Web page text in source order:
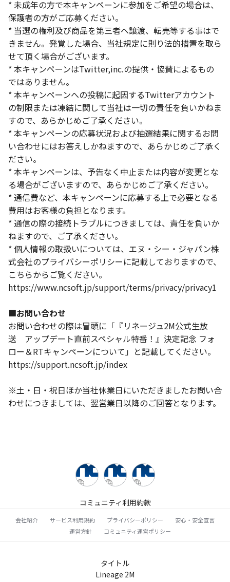
* 未成年の方で本キャンペーンに参加をご希望の場合は、
保護者の方がご応募ください。
* 当選の権利及び商品を第三者へ譲渡、転売等する事はで
きません。発覚した場合、当社規定に則り法的措置を取ら
せて頂く場合がございます。
* 本キャンペーンはTwitter,inc.の提供・協賛によるもの
ではありません。
* 本キャンペーンへの投稿に起因するTwitterアカウント
の制限または凍結に関して当社は一切の責任を負いかねま
すので、あらかじめご了承ください。
* 本キャンペーンの応募状況および抽選結果に関するお問
い合わせにはお答えしかねますので、あらかじめご了承く
ださい。
* 本キャンペーンは、予告なく中止または内容が変更とな
る場合がございますので、あらかじめご了承ください。
* 通信費など、本キャンペーンに応募する上で必要となる
費用はお客様の負担となります。
* 通信の際の接続トラブルにつきましては、責任を負いか
ねますので、ご了承ください。
* 個人情報の取扱いについては、エヌ・シー・ジャパン株
式会社のプライバシーポリシーに記載しておりますので、
こちらからご覧ください。
https://www.ncsoft.jp/support/terms/privacy/privacy1
■お問い合わせ
お問い合わせの際は冒頭に「『リネージュ2M公式生放
送 アップデート直前スペシャル特番！』決定記念 フォ
ロー＆RTキャンペーンについて」と記載してください。
https://support.ncsoft.jp/index
※土・日・祝日ほか当社休業日にいただきましたお問い合
わせにつきましては、翌営業日以降のご回答となります。
コミュニティ利用約款
会社紹介 サービス利用規約 プライバシーポリシー
安心・安全宣言
運営方針
コミュニティ運営ポリシー
タイトル
Lineage 2M